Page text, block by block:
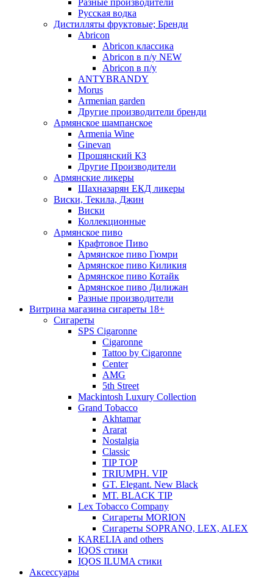
Разные производители
Русская водка
Дистилляты фруктовые; Бренди
Abricon
Abricon классика
Abricon в п/у NEW
Abricon в п/у
ANTYBRANDY
Morus
Armenian garden
Другие производители бренди
Армянское шампанское
Armenia Wine
Ginevan
Прошянский КЗ
Другие Производители
Армянские ликеры
Шахназарян ЕКД ликеры
Виски, Текила, Джин
Виски
Коллекционные
Армянское пиво
Крафтовое Пиво
Армянское пиво Гюмри
Армянское пиво Киликия
Армянское пиво Котайк
Армянское пиво Дилижан
Разные производители
Витрина магазина сигареты 18+
Cигареты
SPS Cigaronne
Сigaronne
Tattoo by Cigaronne
Center
AMG
5th Street
Mackintosh Luxury Collection
Grand Tobacco
Akhtamar
Ararat
Nostalgia
Classic
TIP TOP
TRIUMPH. VIP
GT. Elegant. New Black
MT. BLACK TIP
Lex Tobacco Company
Сигареты MORION
Сигареты SOPRANO, LEX, ALEX
KARELIA and others
IQOS стики
IQOS ILUMA стики
Аксессуары